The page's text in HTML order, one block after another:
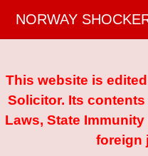
NORWAY
This website is
Solicitor. Its
Laws, State
foreign